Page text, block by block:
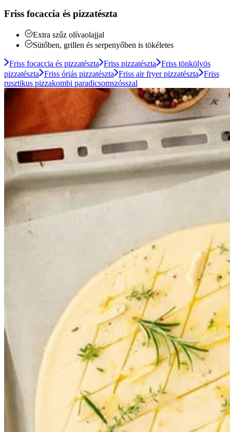
Friss focaccia és pizzatészta
Extra szűz olívaolajjal
Sütőben, grillen és serpenyőben is tökéletes
Friss focaccia és pizzatészta Friss pizzatészta Friss tönkölyös
pizzatészta
Friss óriás pizzatészta Friss air fryer pizzatészta Friss
rusztikus pizzakombi paradicsomszósszal